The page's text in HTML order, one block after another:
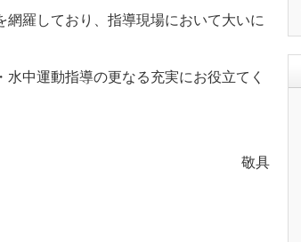
羅しており、指導現場において大いに
中運動指導の更なる充実にお役立てく
敬具